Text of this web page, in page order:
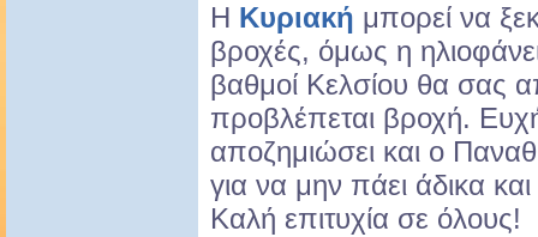
Η Κυριακή μπορεί να
βροχές, όμως η
βαθμοί Κελσίου θα σας
προβλέπεται βροχή.
αποζημιώσει και ο
για να μην πάει άδικα
Καλή επιτυχία σε όλους!